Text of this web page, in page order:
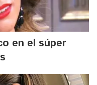
en el súper